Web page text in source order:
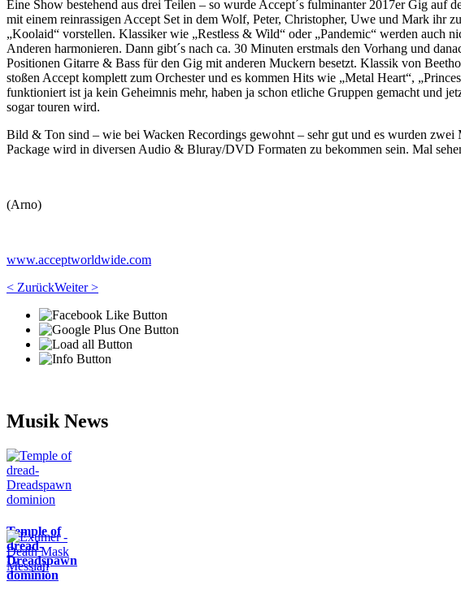
Eine Show bestehend aus drei Teilen – so wurde Accept´s fulminanter 2017er Gig
mit einem reinrassigen Accept Set in dem Wolf, Peter, Christopher, Uwe und Mark ihr
„Koolaid“ vorstellen. Klassiker wie „Restless & Wild“ oder „Pandemic“ werden auch
Anderen harmonieren. Dann gibt´s nach ca. 30 Minuten erstmals den Vorhang und
Positionen Gitarre & Bass für den Gig mit anderen Muckern besetzt. Klassik von
stoßen Accept komplett zum Orchester und es kommen Hits wie „Metal Heart“,
funktioniert ist ja kein Geheimnis mehr, haben ja schon etliche Gruppen gemacht und
sogar touren wird.
Bild & Ton sind – wie bei Wacken Recordings gewohnt – sehr gut und es wurden
Package wird in diversen Audio & Bluray/DVD Formaten zu bekommen sein. Mal
(Arno)
www.acceptworldwide.com
< ZurückWeiter >
Musik News
Temple of
dread-
Dreadspawn
dominion